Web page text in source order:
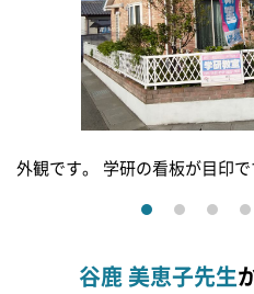
外観です。 学研の看板が目印で
谷鹿 美恵子先生